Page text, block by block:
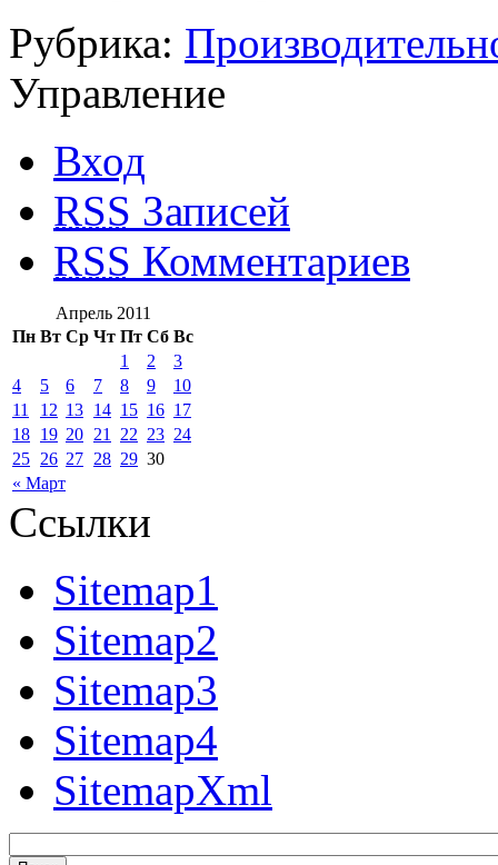
Рубрика:
Управление
Вход
RSS Записей
RSS Комментариев
Апрель 2011
Пн Вт Ср Чт Пт Сб Вс
« Март
1 2
3
4
5 6 7 8 9
10
11
12 13 14 15 16 17
18 19 20 21 22 23 24
25 26 27 28 29 30
Ссылки
Sitemap1
Sitemap2
Sitemap3
Sitemap4
SitemapXml